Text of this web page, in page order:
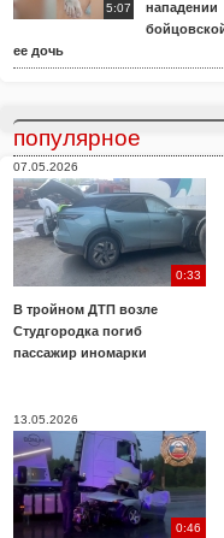
5:07
нападении
ее дочь
популярное
07.05.2026
0:33
В тройном ДТП возле
Студгородка погиб
пассажир иномарки
13.05.2026
0:46